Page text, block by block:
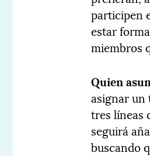
participen
estar
miembros
Quien
asignar un
tres líneas
seguirá
buscando